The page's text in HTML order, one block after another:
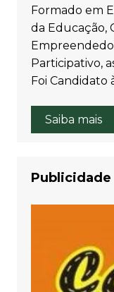
Formado em
da Educação,
Participativo,
Foi Candidato
Saiba mais
Publicidade